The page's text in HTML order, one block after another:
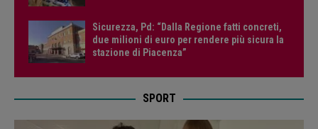
Sicurezza, Pd: “Dalla Regione fatti concreti,
due milioni di euro per rendere più sicura la
stazione di Piacenza”
SPORT